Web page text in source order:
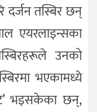
दर्जन तस्बिर छन्
एयरलाइन्सका
उनको
भएकामध्ये
भइसकेका छन्,